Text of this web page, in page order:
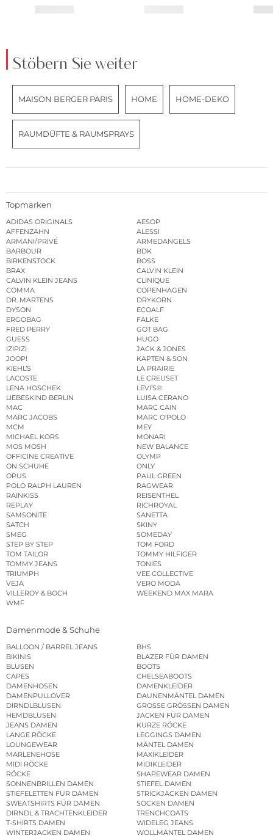
Stöbern Sie weiter
MAISON BERGER PARIS HOME HOME-DEKO
RAUMDÜFTE & RAUMSPRAYS
Topmarken
ADIDAS ORIGINALS
AESOP
AFFENZAHN
ALESSI
ARMANI/PRIVÉ
ARMEDANGELS
BARBOUR
BDK
BIRKENSTOCK
BOSS
BRAX
CALVIN KLEIN
CALVIN KLEIN JEANS
CLINIQUE
COMMA
COPENHAGEN
DR. MARTENS
DRYKORN
DYSON
ECOALF
ERGOBAG
FALKE
FRED PERRY
GOT BAG
GUESS
HUGO
IZIPIZI
JACK & JONES
JOOP!
KAPTEN & SON
KIEHL’S
LA PRAIRIE
LACOSTE
LE CREUSET
LENA HOSCHEK
LEVI’S®
LIEBESKIND BERLIN
LUISA CERANO
MAC
MARC CAIN
MARC JACOBS
MARC O’POLO
MCM
MEY
MICHAEL KORS
MONARI
MOS MOSH
NEW BALANCE
OFFICINE CREATIVE
OLYMP
ON SCHUHE
ONLY
OPUS
PAUL GREEN
POLO RALPH LAUREN
RAGWEAR
RAINKISS
REISENTHEL
REPLAY
RICHROYAL
SAMSONITE
SANETTA
SATCH
SKINY
SMEG
SOMEDAY
STEP BY STEP
TOM FORD
TOM TAILOR
TOMMY HILFIGER
TOMMY JEANS
TONIES
TRIUMPH
VEE COLLECTIVE
VEJA
VERO MODA
VILLEROY & BOCH
WEEKEND MAX MARA
WMF
Damenmode & Schuhe
BALLOON / BARREL JEANS
BHS
BIKINIS
BLAZER FÜR DAMEN
BLUSEN
BOOTS
CAPES
CHELSEABOOTS
DAMENHOSEN
DAMENKLEIDER
DAMENPULLOVER
DAUNENMÄNTEL DAMEN
DIRNDLBLUSEN
GROSSE GRÖSSEN DAMEN
HEMDBLUSEN
JACKEN FÜR DAMEN
JEANS DAMEN
KURZE RÖCKE
LANGE RÖCKE
LEGGINGS DAMEN
LOUNGEWEAR
MÄNTEL DAMEN
MARLENEHOSE
MAXIKLEIDER
MIDI RÖCKE
MIDIKLEIDER
RÖCKE
SHAPEWEAR DAMEN
SONNENBRILLEN DAMEN
STIEFEL DAMEN
STIEFELETTEN FÜR DAMEN
STRICKJACKEN DAMEN
SWEATSHIRTS FÜR DAMEN
SOCKEN DAMEN
DIRNDL & TRACHTENKLEIDER
TRENCHCOATS
T-SHIRTS DAMEN
WIDELEG JEANS
WINTERJACKEN DAMEN
WOLLMÄNTEL DAMEN